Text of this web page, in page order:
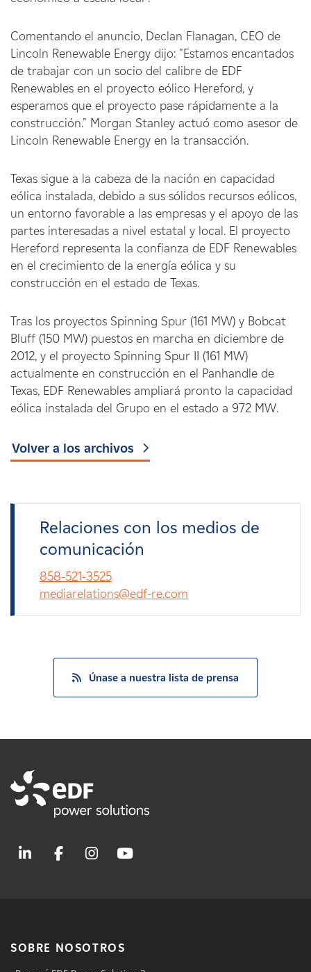
Comentando el anuncio, Declan Flanagan, CEO de
Lincoln Renewable Energy dijo: "Estamos encantados
de trabajar con un socio del calibre de EDF
Renewables en el proyecto eólico Hereford, y
esperamos que el proyecto pase rápidamente a la
construcción." Morgan Stanley actuó como asesor de
Lincoln Renewable Energy en la transacción.
Texas sigue a la cabeza de la nación en capacidad
eólica instalada, debido a sus sólidos recursos eólicos,
un entorno favorable a las empresas y el apoyo de las
partes interesadas a nivel estatal y local. El proyecto
Hereford representa la confianza de EDF Renewables
en el crecimiento de la energía eólica y su
construcción en el estado de Texas.
Tras los proyectos Spinning Spur (161 MW) y Bobcat
Bluff (150 MW) puestos en marcha en diciembre de
2012, y el proyecto Spinning Spur II (161 MW)
actualmente en construcción en el Panhandle de
Texas, EDF Renewables ampliará pronto la capacidad
eólica instalada del Grupo en el estado a 972 MW.
Volver a los archivos
Relaciones con los medios de
comunicación
858-521-3525
mediarelations@edf-re.com
Únase a nuestra lista de prensa
SOBRE NOSOTROS